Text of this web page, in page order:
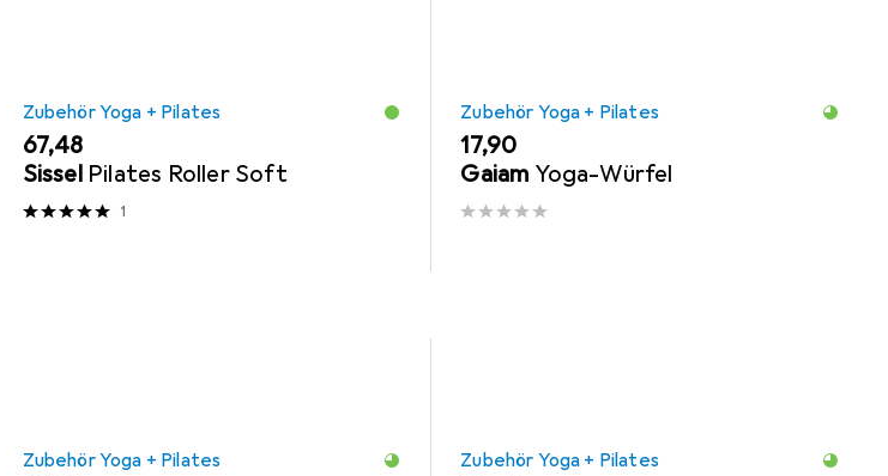
Zubehör Yoga + Pilates
EUR
67,48
Sissel Pilates Roller Soft
1
Zubehör Yoga + Pilates
EUR
17,90
Gaiam Yoga-Würfel
Zubehör Yoga + Pilates Zubehör Yoga + Pilates